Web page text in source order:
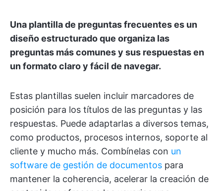
Una plantilla de preguntas frecuentes es un
diseño estructurado que organiza las
preguntas más comunes y sus respuestas en
un formato claro y fácil de navegar.
Estas plantillas suelen incluir marcadores de
posición para los títulos de las preguntas y las
respuestas. Puede adaptarlas a diversos temas,
como productos, procesos internos, soporte al
cliente y mucho más. Combínelas con un
software de gestión de documentos para
mantener la coherencia, acelerar la creación de